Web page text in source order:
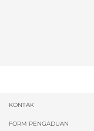
KONTAK
FORM PENGADUAN